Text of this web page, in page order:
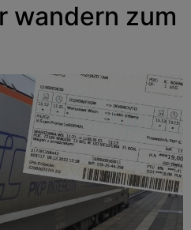
wandern zum